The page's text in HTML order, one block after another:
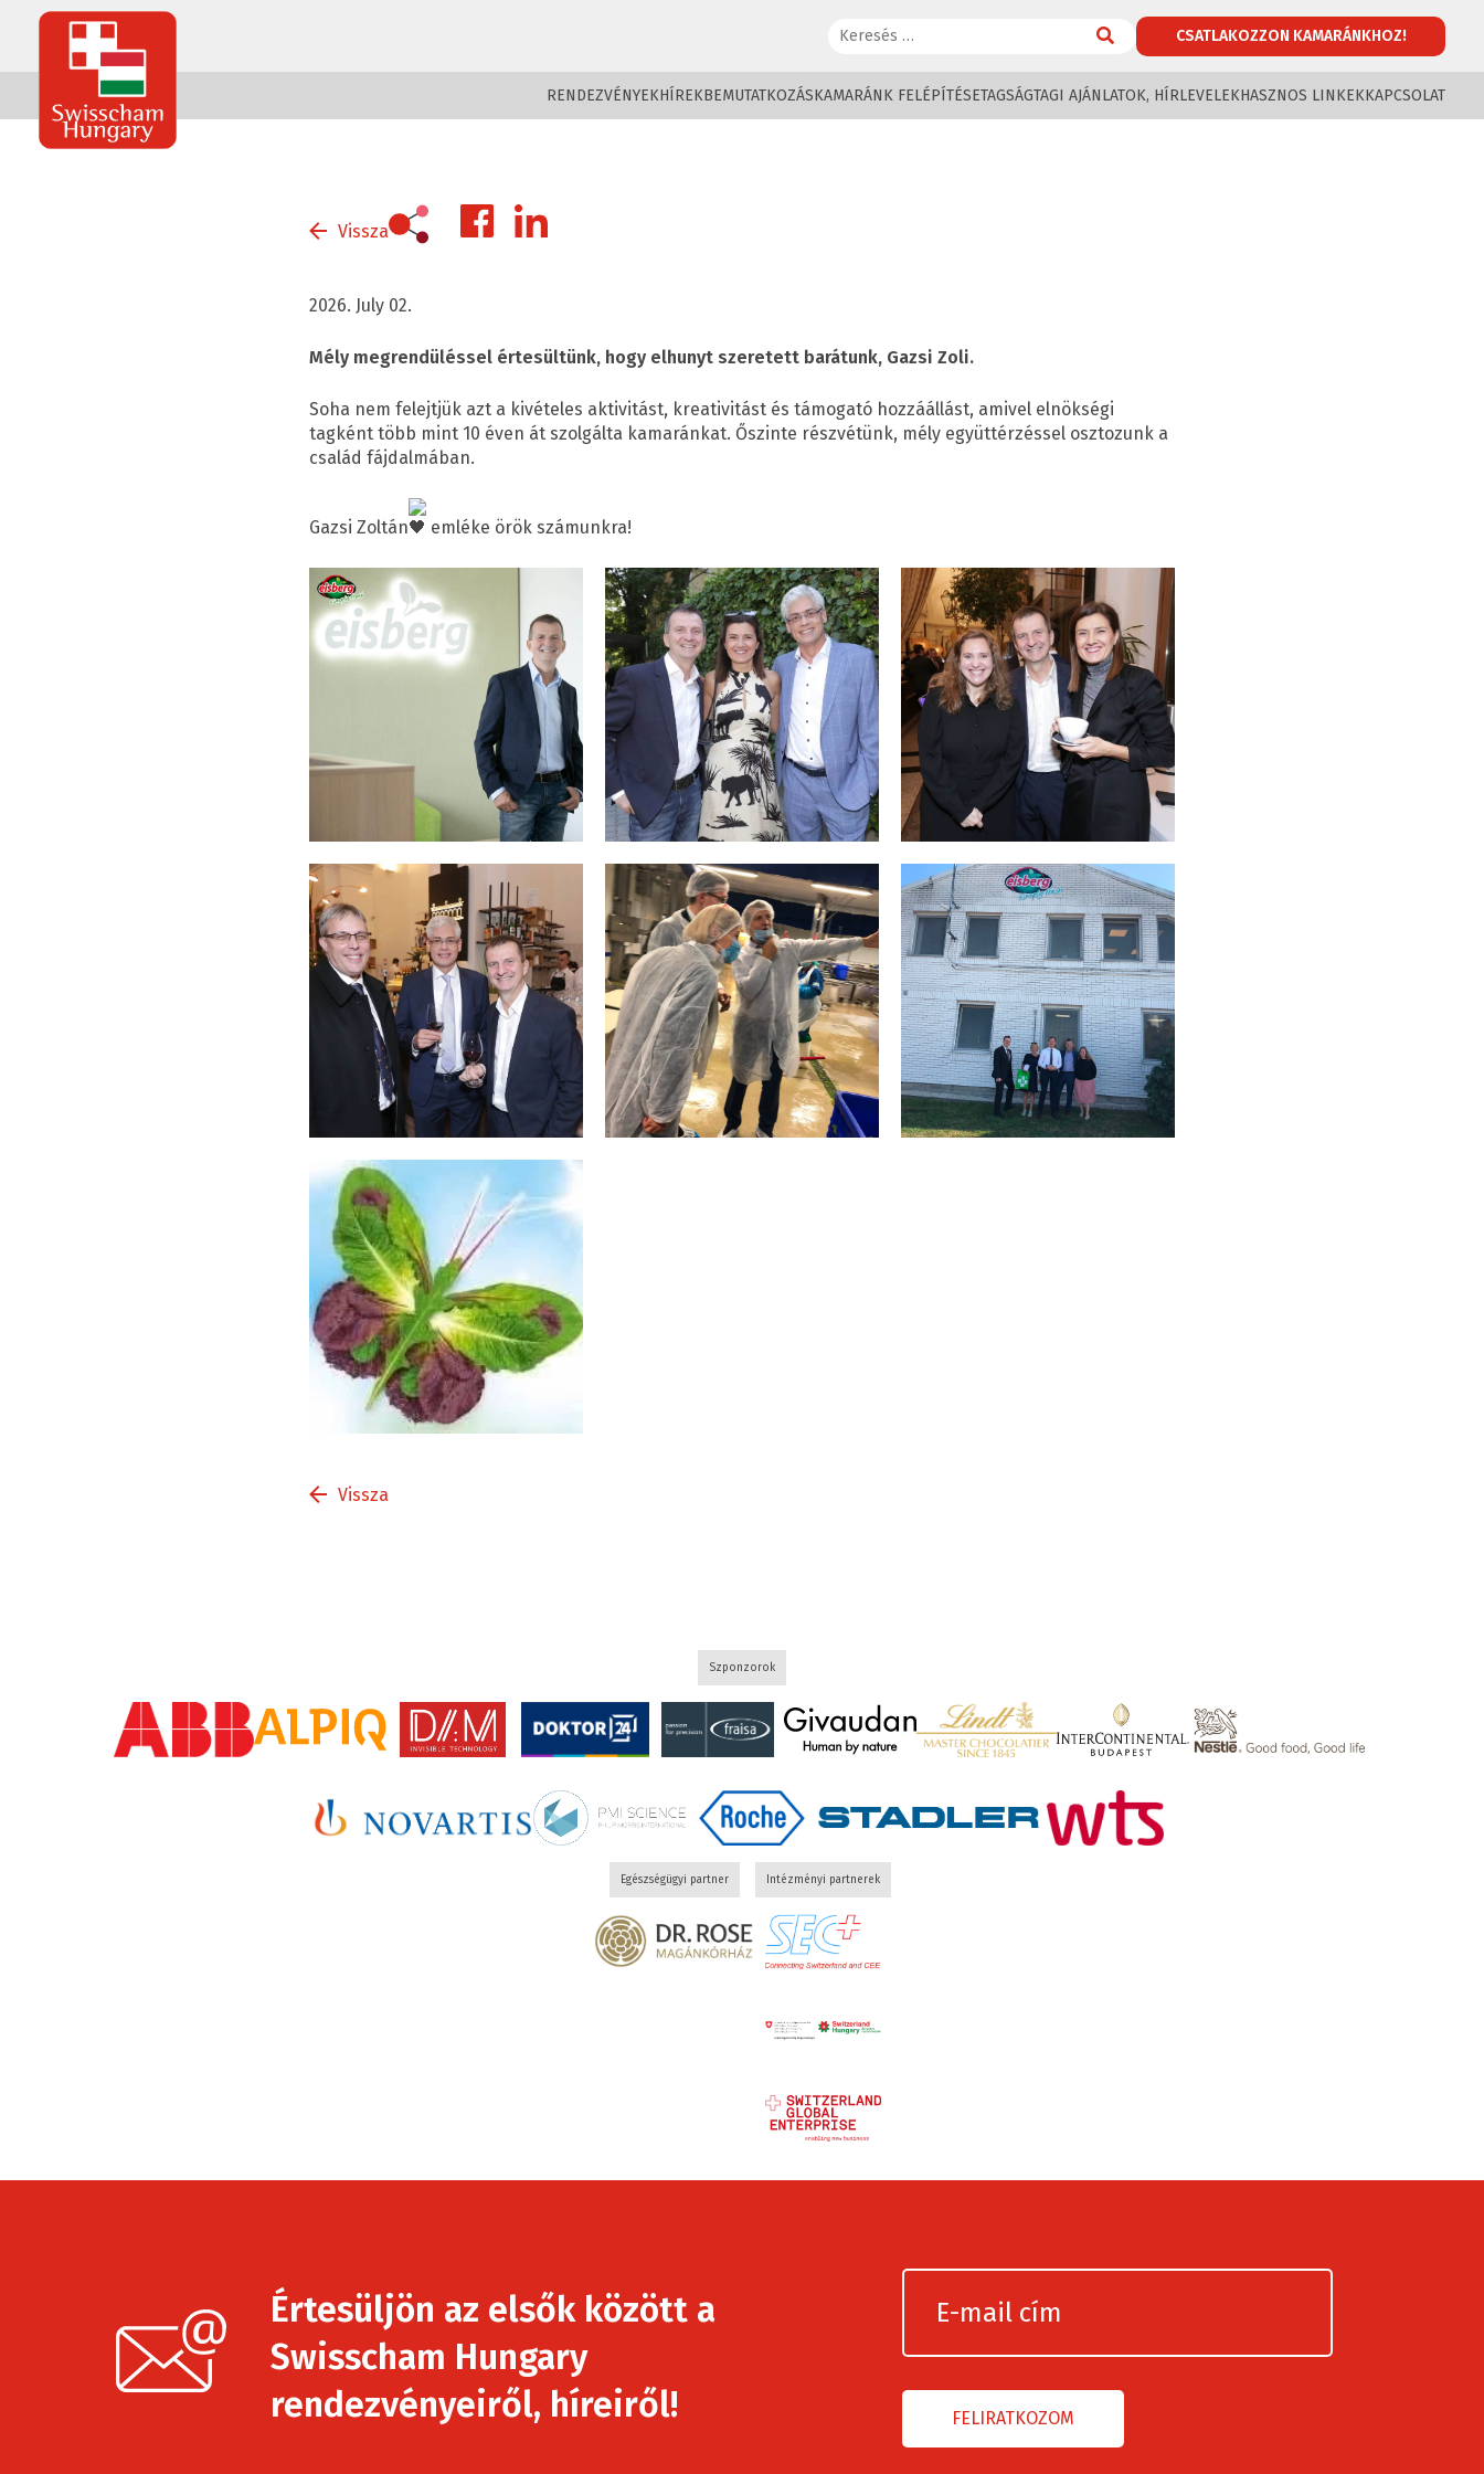
Swisscham
Hungary
Keresés: CSATLAKOZZON KAMARÁNKHOZ!
RENDEZVÉNYEKHÍREKBEMUTATKOZÁSKAMARÁNK FELÉPÍTÉSETAGSÁGTAGI AJÁNLATOK, HÍRLEVELEKHASZNOS LINKEKKAPCSOLAT
Vissza
2026. July 02.
Mély megrendüléssel értesültünk, hogy elhunyt szeretett barátunk, Gazsi Zoli.
Soha nem felejtjük azt a kivételes aktivitást, kreativitást és támogató hozzáállást, amivel elnökségi
tagként több mint 10 éven át szolgálta kamaránkat. Őszinte részvétünk, mély együttérzéssel osztozunk a
család fájdalmában.
Gazsi Zoltán emléke örök számunkra!
Vissza
Szponzorok
Egészségügyi partner Intézményi partnerek
Értesüljön az elsők között a
Swisscham Hungary
rendezvényeiről, híreiről!